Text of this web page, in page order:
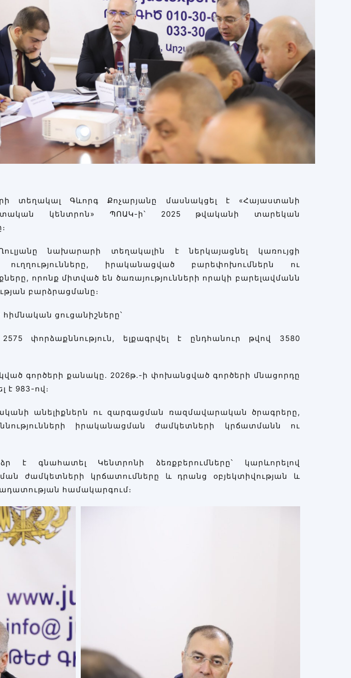
տեղակալ Գևորգ Քոչարյանը մասնակցել է «Հայաստանի
կենտրոն» ՊՈԱԿ-ի՝ 2025 թվականի տարեկան
նախարարի տեղակալին է ներկայացնել կառույցի
ուղղությունները, իրականացված բարեփոխումներն ու
որոնք միտված են ծառայությունների որակի բարելավմանն
բարձրացմանը։
ցուցանիշները՝
փորձաքննություն, ելքագրվել է ընդհանուր թվով 3580
գործերի քանակը. 2026թ․-ի փոխանցված գործերի մնացորդը
983-ով։
անելիքներն ու զարգացման ռազմավարական ծրագրերը,
իրականացման ժամկետների կրճատմանն ու
է գնահատել Կենտրոնի ձեռքբերումները՝ կարևորելով
ժամկետների կրճատումները և դրանց օբյեկտիվության և
համակարգում։